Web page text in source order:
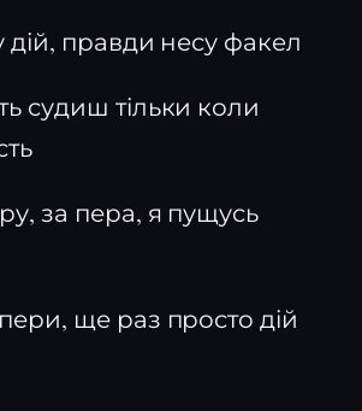
дій, правди несу факел
судиш тільки коли
за пера, я пущусь
ще раз просто дій